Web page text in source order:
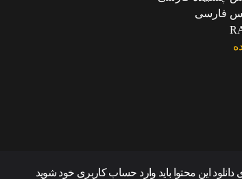
فارسی
دانلود این محتوا باید وارد حساب کاربری خود شوید